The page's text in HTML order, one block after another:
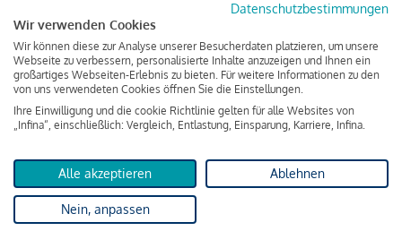
Kreditgeschäft gehören zu den wesentlichen
Schwerpunktsetzungen meiner Funktion.
Lesen Sie meine Finanzierungs-Tipps
KreditindexDas Wohnkredit Barometer
Datenschutzbestimmungen
Wir verwenden Cookies
Wir können diese zur Analyse unserer Besucherdaten platzieren, um unsere
Webseite zu verbessern, personalisierte Inhalte anzuzeigen und Ihnen ein
großartiges Webseiten-Erlebnis zu bieten. Für weitere Informationen zu den
von uns verwendeten Cookies öffnen Sie die Einstellungen.
Ihre Einwilligung und die cookie Richtlinie gelten für alle Websites von
„Infina“, einschließlich: Vergleich, Entlastung, Einsparung, Karriere, Infina.
Alle akzeptieren Ablehnen
Nein, anpassen